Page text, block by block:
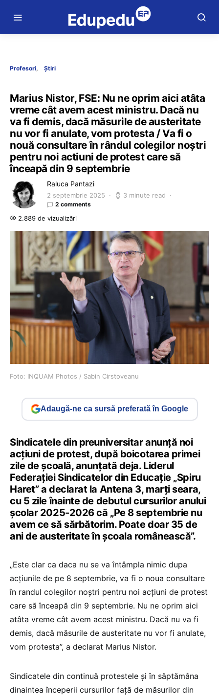
Profesori Știri
Marius Nistor, FSE: Nu ne oprim aici atâta
vreme cât avem acest ministru. Dacă nu
va fi demis, dacă măsurile de austeritate
nu vor fi anulate, vom protesta / Va fi o
nouă consultare în rândul colegilor noștri
pentru noi actiuni de protest care să
înceapă din 9 septembrie
Raluca Pantazi
2 septembrie 2025 3 minute read
2 comments
2.889 de vizualizări
Foto: INQUAM Photos / Sabin Cirstoveanu
Adaugă-ne ca sursă preferată în Google
Sindicatele din preuniversitar anunță noi
acțiuni de protest, după boicotarea primei
zile de școală, anunțată deja. Liderul
Federației Sindicatelor din Educație „Spiru
Haret” a declarat la Antena 3, marți seara,
cu 5 zile înainte de debutul cursurilor anului
școlar 2025-2026 că „Pe 8 septembrie nu
avem ce să sărbătorim. Poate doar 35 de
ani de austeritate în școala românească”.
„Este clar ca daca nu se va întâmpla nimic dupa
acțiunile de pe 8 septembrie, va fi o noua consultare
în randul colegilor noștri pentru noi acțiuni de protest
care să înceapă din 9 septembrie. Nu ne oprim aici
atâta vreme cât avem acest ministru. Dacă nu va fi
demis, dacă măsurile de austeritate nu vor fi anulate,
vom protesta”, a declarat Marius Nistor.
Sindicatele din continuă protestele și în săptămâna
dinaintea începerii cursurilor față de măsurilor din